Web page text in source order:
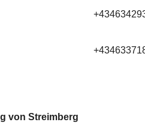
von Streimberg